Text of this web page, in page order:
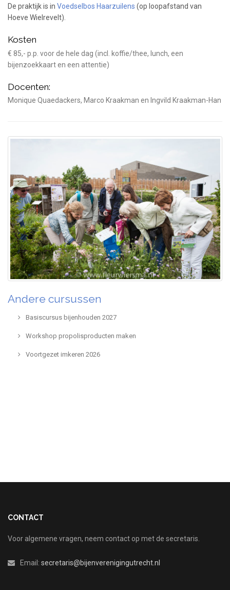
De praktijk is in Voedselbos Haarzuilens (op loopafstand van
Hoeve Wielrevelt).
Kosten
€ 85,- p.p. voor de hele dag (incl. koffie/thee, lunch, een
bijenzoekkaart en een attentie)
Docenten:
Monique Quaedackers, Marco Kraakman en Ingvild Kraakman-Han
Andere cursussen
Basiscursus bijenhouden 2027
Workshop propolisproducten maken
Voortgezet imkeren 2026
CONTACT
Voor algemene vragen, neem contact op met de secretaris.
Email: secretaris@bijenverenigingutrecht.nl